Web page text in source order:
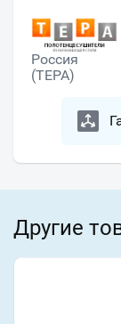
Россия
(ТЕРА)
Другие